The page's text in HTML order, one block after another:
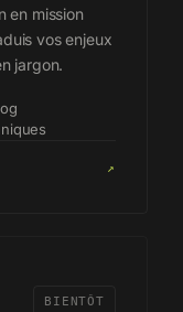
en mission
vos enjeux
jargon.
↗
BIENTÔT